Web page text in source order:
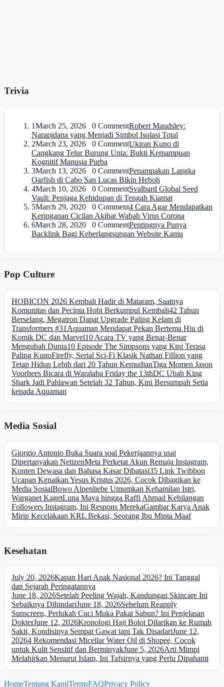
Trivia
1March 25, 2026 0 CommentRobert Maudsley:
Narapidana yang Menjadi Simbol Isolasi Total
2March 23, 2026 0 CommentUkiran Kuno di
Cangkang Telur Burung Unta: Bukti Kemampuan
Kognitif Manusia Purba
3March 13, 2026 0 CommentPenampakan Langka
Oarfish di Cabo San Lucas Bikin Heboh
4March 10, 2026 0 CommentSvalbard Global Seed
Vault: Penjaga Kehidupan di Tengah Kiamat
5March 29, 2020 0 Comment4 Cara Agar Mendapatkan
Keringanan Cicilan Akibat Wabah Virus Corona
6March 28, 2020 0 CommentPentingnya Punya
Backlink Bagi Keberlangsungan Website Kamu
Pop Culture
HOBICON 2026 Kembali Hadir di Mataram, Saatnya
Komunitas dan Pecinta Hobi Berkumpul Kembali42 Tahun
Berselang, Megatron Dapat Upgrade Paling Kelam di
Transformers #31 Aquaman Mendapat Pekan Bertema Hiu di
Komik DC dan Marvel10 Acara TV yang Benar-Benar
Mengubah Dunia10 Episode The Simpsons yang Kini Terasa
Paling KunoFirefly, Serial Sci-Fi Klasik Nathan Fillion yang
Tetap Hidup Lebih dari 20 Tahun KemudianTiga Momen Jason
Voorhees Bicara di Waralaba Friday the 13thDC Ubah King
Shark Jadi Pahlawan Setelah 32 Tahun, Kini Bersumpah Setia
kepada Aquaman
Media Sosial
Giorgio Antonio Buka Suara soal Pekerjaannya usai
Dipertanyakan NetizenMeta Perketat Akun Remaja Instagram,
Konten Dewasa dan Bahasa Kasar Dibatasi35 Link Twibbon
Ucapan Kenaikan Yesus Kristus 2026, Cocok Dibagikan ke
Media SosialBowo Alpenliebe Umumkan Kehamilan Istri,
Warganet KagetLuna Maya hingga Raffi Ahmad Kehilangan
Followers Instagram, Ini Respons MerekaGambar Karya Anak
Mirip Kecelakaan KRL Bekasi, Seorang Ibu Minta Maaf
Kesehatan
July 20, 2026Kapan Hari Anak Nasional 2026? Ini Tanggal
dan Sejarah Peringatannya
June 18, 2026Setelah Peeling Wajah, Kandungan Skincare Ini
Sebaiknya DihindariJune 18, 2026Sebelum Reapply
Sunscreen, Perlukah Cuci Muka Pakai Sabun? Ini Penjelasan
DokterJune 12, 2026Kronologi Haji Bolot Dilarikan ke Rumah
Sakit, Kondisinya Sempat Gawat tapi Tak DisadariJune 12,
20264 Rekomendasi Micellar Water Oil di Shopee, Cocok
untuk Kulit Sensitif dan BerminyakJune 5, 2026Arti Mimpi
Melahirkan Menurut Islam, Ini Tafsirnya yang Perlu Dipahami
HomeTentang KamiTermsFAQPrivacy Policy